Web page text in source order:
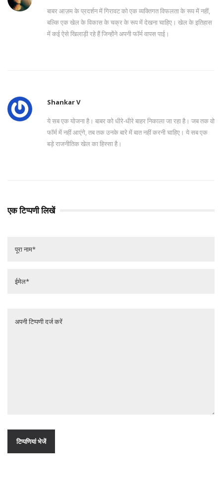
बाबर आज़म के प्रदर्शन में गिरावट को एक व्यक्तिगत विफलता के रूप में नहीं,
बल्कि एक खेल के विकास के चक्र के रूप में देखना चाहिए। खेल के इतिहास
में कई ऐसे खिलाड़ी रहे हैं जिन्होंने अपनी फॉर्म वापस पाई।
Shankar V
ये सब एक योजना है। बाबर को धीरे-धीरे बाहर निकाला जा रहा है। जब तक वो
फॉर्म में नहीं आएंगे, तब तक उनके बारे में बात नहीं करनी चाहिए। ये सब एक
बड़े राजनीतिक खेल का हिस्सा है।
एक टिप्पणी लिखें